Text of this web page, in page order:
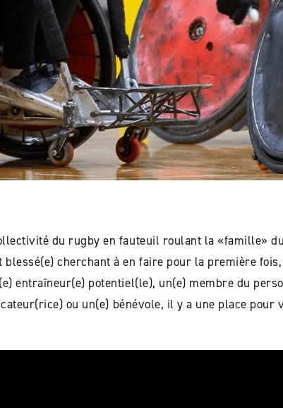
du rugby en fauteuil roulant la «famille»
blessé(e) cherchant à en faire pour la première
entraîneur(e) potentiel(le), un(e) membre du
ou un(e) bénévole, il y a une place pour